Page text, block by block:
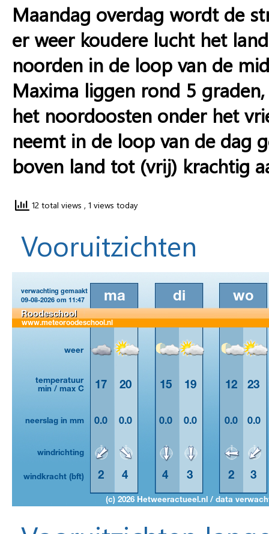
Maandag overdag wordt de
er weer koudere lucht het
noorden in de loop van de
Maxima liggen rond 5
het noordoosten onder het
neemt in de loop van de dag
boven land tot (vrij) krachtig
12 total views , 1 views today
Vooruitzichten